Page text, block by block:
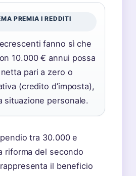
PREMIA I REDDITI
fanno sì che
10.000 € annui possa
netta pari a zero o
(credito d’imposta),
situazione personale.
tra 30.000 e
riforma del secondo
il beneficio